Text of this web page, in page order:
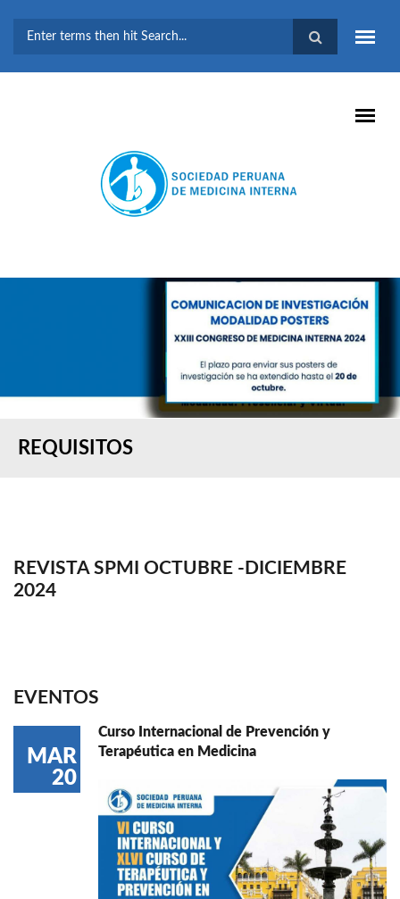
BÚSQUEDA
REQUISITOS
REVISTA SPMI OCTUBRE -DICIEMBRE
2024
EVENTOS
MAR
20
Curso Internacional de Prevención y
Terapéutica en Medicina